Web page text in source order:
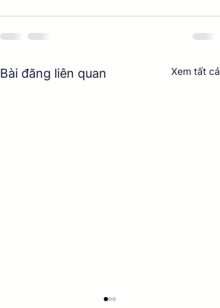
Bài đăng liên quan Xem tất cả